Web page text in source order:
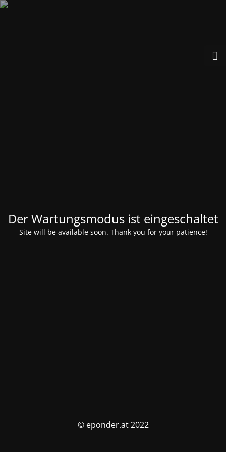
Der Wartungsmodus ist eingeschaltet
Site will be available soon. Thank you for your patience!
© eponder.at 2022